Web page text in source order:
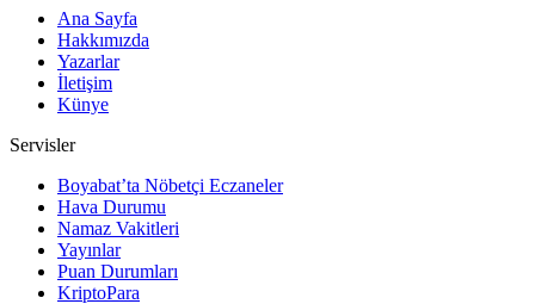
Ana Sayfa
Hakkımızda
Yazarlar
İletişim
Künye
Servisler
Boyabat’ta Nöbetçi Eczaneler
Hava Durumu
Namaz Vakitleri
Yayınlar
Puan Durumları
KriptoPara